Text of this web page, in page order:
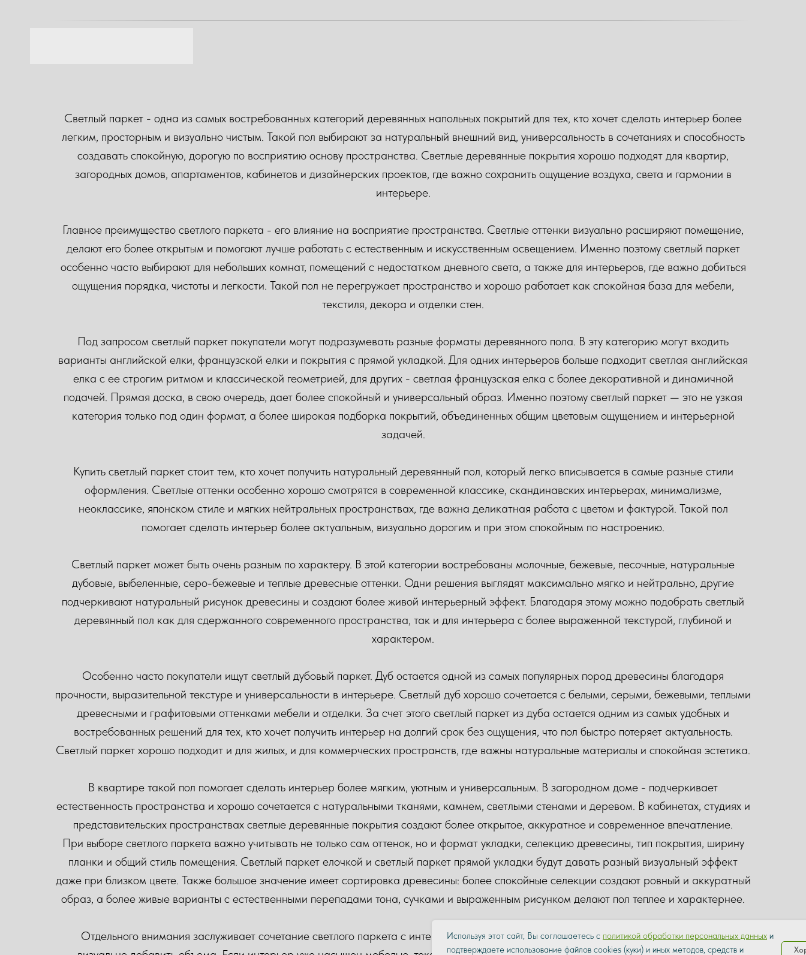
Светлый паркет - одна из самых востребованных категорий деревянных напольных покрытий для тех, кто хочет сделать интерьер более
легким, просторным и визуально чистым. Такой пол выбирают за натуральный внешний вид, универсальность в сочетаниях и способность
создавать спокойную, дорогую по восприятию основу пространства. Светлые деревянные покрытия хорошо подходят для квартир,
загородных домов, апартаментов, кабинетов и дизайнерских проектов, где важно сохранить ощущение воздуха, света и гармонии в
интерьере.
Главное преимущество светлого паркета - его влияние на восприятие пространства. Светлые оттенки визуально расширяют помещение,
делают его более открытым и помогают лучше работать с естественным и искусственным освещением. Именно поэтому светлый паркет
особенно часто выбирают для небольших комнат, помещений с недостатком дневного света, а также для интерьеров, где важно добиться
ощущения порядка, чистоты и легкости. Такой пол не перегружает пространство и хорошо работает как спокойная база для мебели,
текстиля, декора и отделки стен.
Под запросом светлый паркет покупатели могут подразумевать разные форматы деревянного пола. В эту категорию могут входить
варианты английской елки, французской елки и покрытия с прямой укладкой. Для одних интерьеров больше подходит светлая английская
елка с ее строгим ритмом и классической геометрией, для других - светлая французская елка с более декоративной и динамичной
подачей. Прямая доска, в свою очередь, дает более спокойный и универсальный образ. Именно поэтому светлый паркет — это не узкая
категория только под один формат, а более широкая подборка покрытий, объединенных общим цветовым ощущением и интерьерной
задачей.
Купить светлый паркет стоит тем, кто хочет получить натуральный деревянный пол, который легко вписывается в самые разные стили
оформления. Светлые оттенки особенно хорошо смотрятся в современной классике, скандинавских интерьерах, минимализме,
неоклассике, японском стиле и мягких нейтральных пространствах, где важна деликатная работа с цветом и фактурой. Такой пол
помогает сделать интерьер более актуальным, визуально дорогим и при этом спокойным по настроению.
Светлый паркет может быть очень разным по характеру. В этой категории востребованы молочные, бежевые, песочные, натуральные
дубовые, выбеленные, серо-бежевые и теплые древесные оттенки. Одни решения выглядят максимально мягко и нейтрально, другие
подчеркивают натуральный рисунок древесины и создают более живой интерьерный эффект. Благодаря этому можно подобрать светлый
деревянный пол как для сдержанного современного пространства, так и для интерьера с более выраженной текстурой, глубиной и
характером.
Особенно часто покупатели ищут светлый дубовый паркет. Дуб остается одной из самых популярных пород древесины благодаря
прочности, выразительной текстуре и универсальности в интерьере. Светлый дуб хорошо сочетается с белыми, серыми, бежевыми, теплыми
древесными и графитовыми оттенками мебели и отделки. За счет этого светлый паркет из дуба остается одним из самых удобных и
востребованных решений для тех, кто хочет получить интерьер на долгий срок без ощущения, что пол быстро потеряет актуальность.
Светлый паркет хорошо подходит и для жилых, и для коммерческих пространств, где важны натуральные материалы и спокойная эстетика.
В квартире такой пол помогает сделать интерьер более мягким, уютным и универсальным. В загородном доме - подчеркивает
естественность пространства и хорошо сочетается с натуральными тканями, камнем, светлыми стенами и деревом. В кабинетах, студиях и
представительских пространствах светлые деревянные покрытия создают более открытое, аккуратное и современное впечатление.
При выборе светлого паркета важно учитывать не только сам оттенок, но и формат укладки, селекцию древесины, тип покрытия, ширину
планки и общий стиль помещения. Светлый паркет елочкой и светлый паркет прямой укладки будут давать разный визуальный эффект
даже при близком цвете. Также большое значение имеет сортировка древесины: более спокойные селекции создают ровный и аккуратный
образ, а более живые варианты с естественными перепадами тона, сучками и выраженным рисунком делают пол теплее и характернее.
Отдельного внимания заслуживает сочетание светлого паркета с интерьером. Если помещение небольшое, светлый пол помогает
Используя этот сайт, Вы соглашаетесь с политикой обработки персональных данных и
подтверждаете использование файлов cookies (куки) и иных методов, средств и